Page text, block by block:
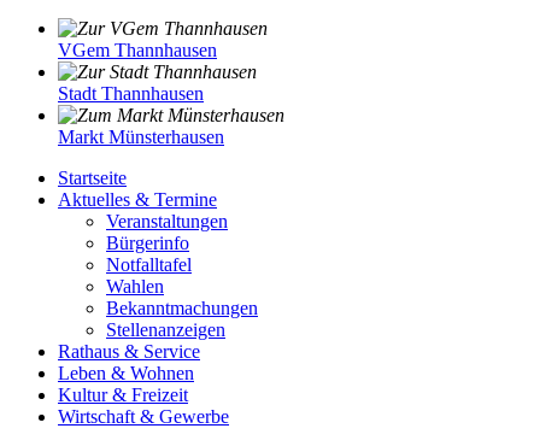
VGem Thannhausen
Stadt Thannhausen
Markt Münsterhausen
Startseite
Aktuelles & Termine
Veranstaltungen
Bürgerinfo
Notfalltafel
Wahlen
Bekanntmachungen
Stellenanzeigen
Rathaus & Service
Leben & Wohnen
Kultur & Freizeit
Wirtschaft & Gewerbe